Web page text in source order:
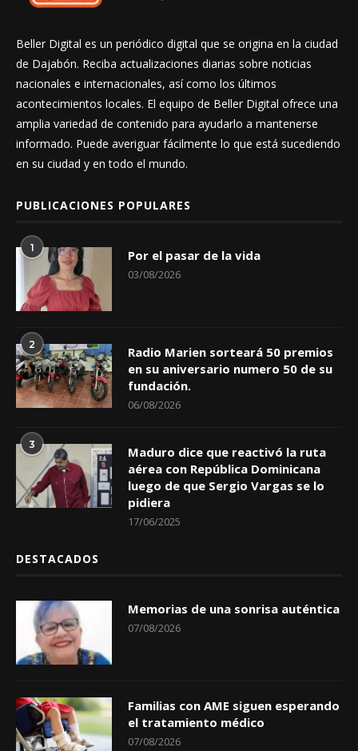
Beller Digital es un periódico digital que se origina en la ciudad
de Dajabón. Reciba actualizaciones diarias sobre noticias
nacionales e internacionales, así como los últimos
acontecimientos locales. El equipo de Beller Digital ofrece una
amplia variedad de contenido para ayudarlo a mantenerse
informado. Puede averiguar fácilmente lo que está sucediendo
en su ciudad y en todo el mundo.
PUBLICACIONES POPULARES
1 Por el pasar de la vida
03/08/2026
2
Radio Marien sorteará 50 premios
en su aniversario numero 50 de su
fundación.
06/08/2026
3
Maduro dice que reactivó la ruta
aérea con República Dominicana
luego de que Sergio Vargas se lo
pidiera
17/06/2025
DESTACADOS
Memorias de una sonrisa auténtica
07/08/2026
Familias con AME siguen esperando
el tratamiento médico
07/08/2026